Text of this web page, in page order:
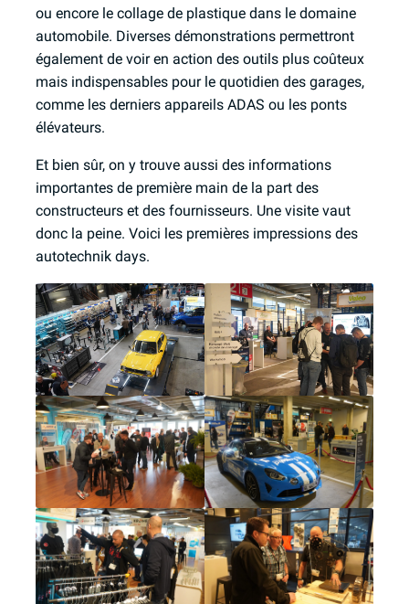
ou encore le collage de plastique dans le domaine
automobile. Diverses démonstrations permettront
également de voir en action des outils plus coûteux
mais indispensables pour le quotidien des garages,
comme les derniers appareils ADAS ou les ponts
élévateurs.
Et bien sûr, on y trouve aussi des informations
importantes de première main de la part des
constructeurs et des fournisseurs. Une visite vaut
donc la peine. Voici les premières impressions des
autotechnik days.